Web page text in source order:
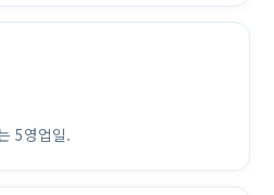
5영업일.